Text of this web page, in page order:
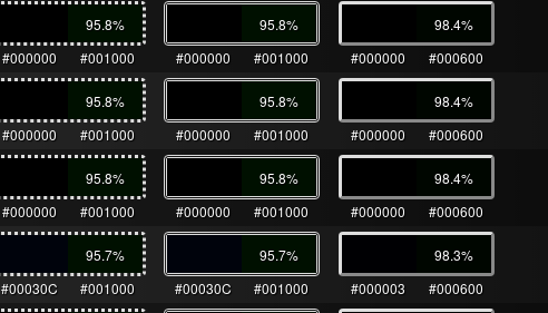
95.8%
#000000
#001000
95.8%
#000000
#001000
98.4%
#000000
#000600
95.8%
#000000
#001000
95.8%
#000000
#001000
98.4%
#000000
#000600
95.8%
#000000
#001000
95.8%
#000000
#001000
98.4%
#000000
#000600
95.7%
#00030C
#001000
95.7%
#00030C
#001000
98.3%
#000003
#000600